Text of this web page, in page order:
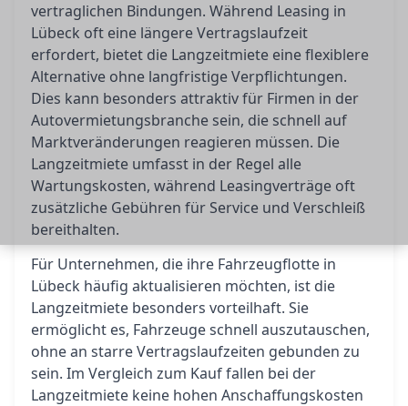
vertraglichen Bindungen. Während Leasing in
Lübeck oft eine längere Vertragslaufzeit
erfordert, bietet die Langzeitmiete eine flexiblere
Alternative ohne langfristige Verpflichtungen.
Dies kann besonders attraktiv für Firmen in der
Autovermietungsbranche sein, die schnell auf
Marktveränderungen reagieren müssen. Die
Langzeitmiete umfasst in der Regel alle
Wartungskosten, während Leasingverträge oft
zusätzliche Gebühren für Service und Verschleiß
bereithalten.
Für Unternehmen, die ihre Fahrzeugflotte in
Lübeck häufig aktualisieren möchten, ist die
Langzeitmiete besonders vorteilhaft. Sie
ermöglicht es, Fahrzeuge schnell auszutauschen,
ohne an starre Vertragslaufzeiten gebunden zu
sein. Im Vergleich zum Kauf fallen bei der
Langzeitmiete keine hohen Anschaffungskosten